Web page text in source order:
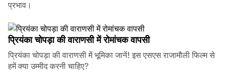
प्रभाव।
प्रियंका चोपड़ा की वाराणसी में रोमांचक वापसी
प्रियंका चोपड़ा की वाराणसी में भूमिका जानें! इस एसएस राजामौली फिल्म से
हमें क्या उम्मीद करनी चाहिए?